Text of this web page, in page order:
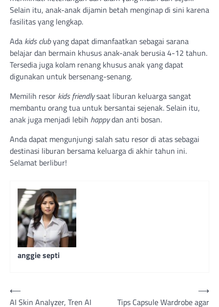
Selain itu, anak-anak dijamin betah menginap di sini karena
fasilitas yang lengkap.
Ada kids clubyang dapat dimanfaatkan sebagai sarana
belajar dan bermain khusus anak-anak berusia 4-12 tahun.
Tersedia juga kolam renang khusus anak yang dapat
digunakan untuk bersenang-senang.
Memilih resor kids friendlysaat liburan keluarga sangat
membantu orang tua untuk bersantai sejenak. Selain itu,
anak juga menjadi lebih happydan anti bosan.
Anda dapat mengunjungi salah satu resor di atas sebagai
destinasi liburan bersama keluarga di akhir tahun ini.
Selamat berlibur!
anggie septi
Navigasi
⟵
AI Skin Analyzer, Tren AI
Tips Capsule Wardrobe agar
⟶